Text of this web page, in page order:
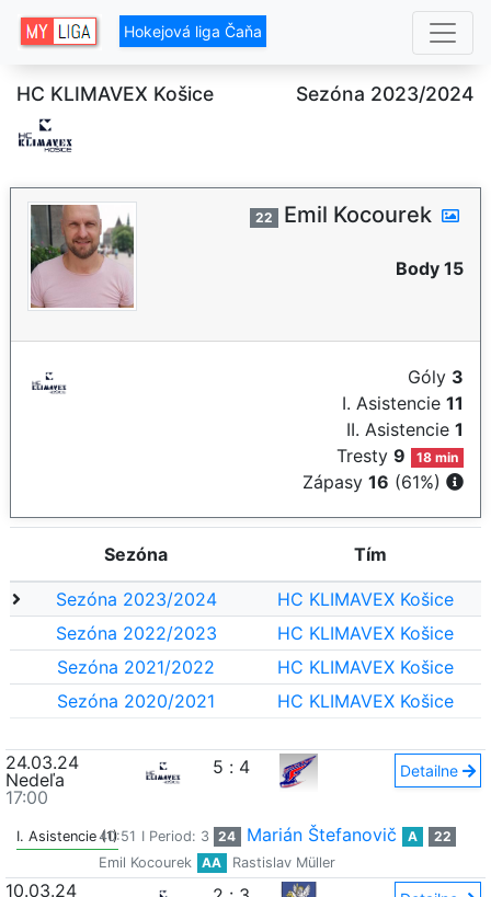
Hokejová liga Čaňa
HC KLIMAVEX Košice Sezóna 2023/2024
22 Emil Kocourek
Body 15
Góly 3
I. Asistencie 11
II. Asistencie 1
Tresty9 18 min
Zápasy 16 (61%)
Sezóna Tím
Sezóna 2023/2024
HC KLIMAVEX Košice
Sezóna 2022/2023
HC KLIMAVEX Košice
Sezóna 2021/2022
HC KLIMAVEX Košice
Sezóna 2020/2021
HC KLIMAVEX Košice
24.03.24
Nedeľa
17:00
5 : 4 Detailne
I. Asistencie (1)40:51 I Period: 3 24 Marián Štefanovič A
22
Emil Kocourek
AA Rastislav Müller
10.03.24